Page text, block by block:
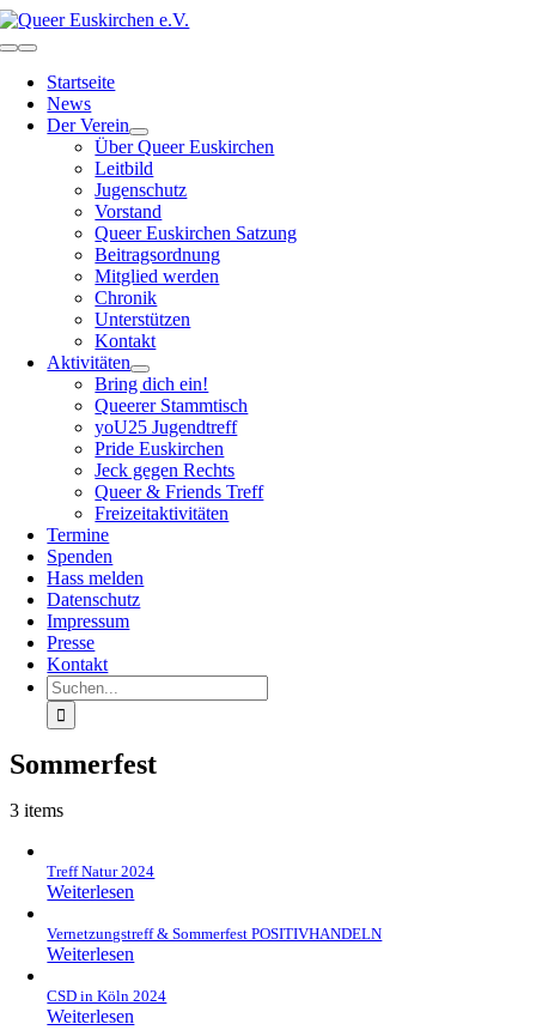
Zum
Inhalt
Toggle
NavigationStartseite
News
Der Verein
Über Queer Euskirchen
Leitbild
Jugenschutz
Vorstand
Queer Euskirchen Satzung
Beitragsordnung
Mitglied werden
Chronik
Unterstützen
Kontakt
Aktivitäten
Bring dich ein!
Queerer Stammtisch
yoU25 Jugendtreff
Pride Euskirchen
Jeck gegen Rechts
Queer & Friends Treff
Freizeitaktivitäten
Termine
Spenden
Hass melden
Datenschutz
Impressum
Presse
Kontakt
Suche
nach:
Sommerfest
3 items
Treff Natur 2024
Weiterlesen
Vernetzungstreff & Sommerfest POSITIVHANDELN
Weiterlesen
CSD in Köln 2024
Weiterlesen